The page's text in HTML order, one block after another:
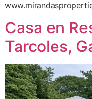
Casa en
Tarcoles,